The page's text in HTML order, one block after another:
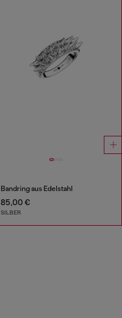
Bandring aus Edelstahl
85,00 €
SILBER